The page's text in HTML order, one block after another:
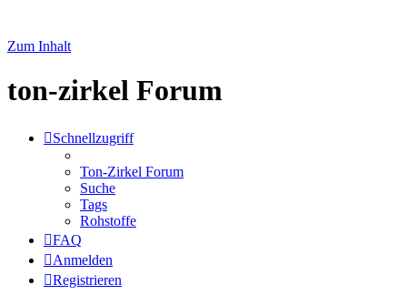
Zum Inhalt
ton-zirkel Forum
Schnellzugriff
Ton-Zirkel Forum
Suche
Tags
Rohstoffe
FAQ
Anmelden
Registrieren